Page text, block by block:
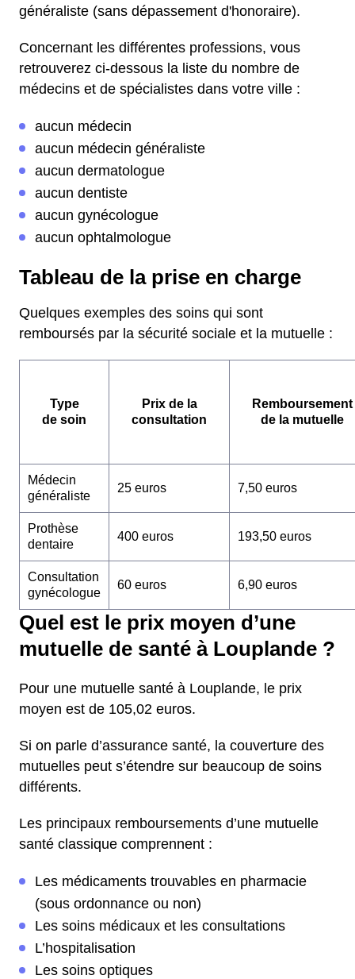
généraliste (sans dépassement d'honoraire).
Concernant les différentes professions, vous
retrouverez ci-dessous la liste du nombre de
médecins et de spécialistes dans votre ville :
aucun médecin
aucun médecin généraliste
aucun dermatologue
aucun dentiste
aucun gynécologue
aucun ophtalmologue
Tableau de la prise en charge
Quelques exemples des soins qui sont
remboursés par la sécurité sociale et la mutuelle :
Type
de soin
Prix de la
consultation
Remboursement
de la mutuelle
Médecin
généraliste
25 euros 7,50 euros
Prothèse
dentaire
400 euros 193,50 euros
Consultation
gynécologue
60 euros 6,90 euros
Quel est le prix moyen d’une
mutuelle de santé à Louplande ?
Pour une mutuelle santé à Louplande, le prix
moyen est de 105,02 euros.
Si on parle d’assurance santé, la couverture des
mutuelles peut s’étendre sur beaucoup de soins
différents.
Les principaux remboursements d’une mutuelle
santé classique comprennent :
Les médicaments trouvables en pharmacie
(sous ordonnance ou non)
Les soins médicaux et les consultations
L’hospitalisation
Les soins optiques